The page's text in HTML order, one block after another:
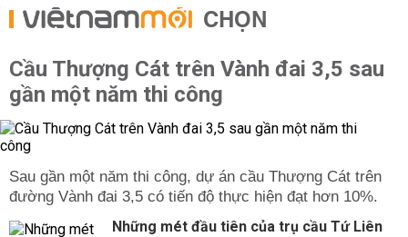
CHỌN
Cầu Thượng Cát trên Vành đai 3,5 sau
gần một năm thi công
Sau gần một năm thi công, dự án cầu Thượng Cát trên
đường Vành đai 3,5 có tiến độ thực hiện đạt hơn 10%.
Những mét đầu tiên của trụ cầu Tứ Liên